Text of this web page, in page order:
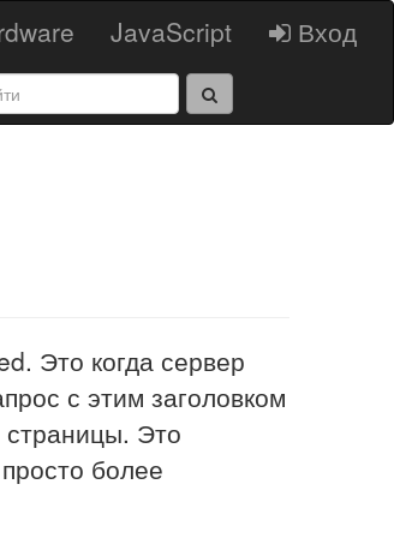
JavaScript Вход
Это когда сервер
с этим заголовком
страницы. Это
более